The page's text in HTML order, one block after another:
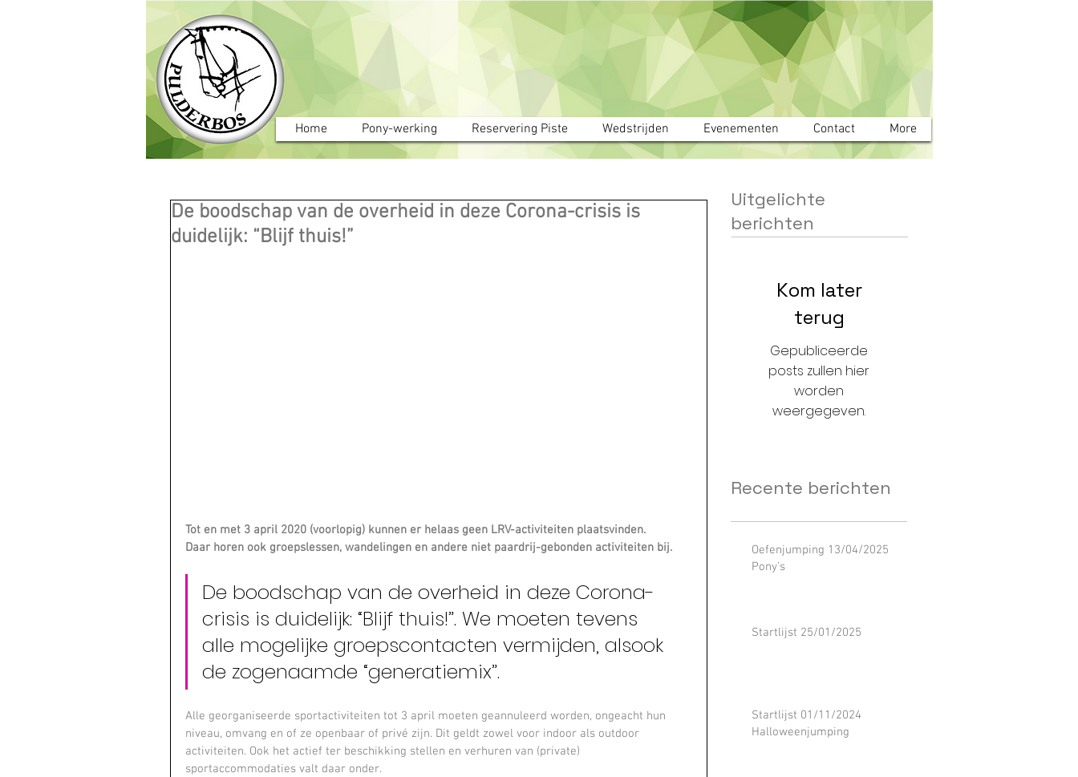
Home Pony-werking Reservering Piste Wedstrijden Evenementen Contact More
De boodschap van de overheid in deze Corona-crisis is
duidelijk: “Blijf thuis!”
Tot en met 3 april 2020 (voorlopig) kunnen er helaas geen LRV-activiteiten plaatsvinden.
Daar horen ook groepslessen, wandelingen en andere niet paardrij-gebonden activiteiten bij.
De boodschap van de overheid in deze Corona-
crisis is duidelijk: “Blijf thuis!”. We moeten tevens
alle mogelijke groepscontacten vermijden, alsook
de zogenaamde “generatiemix”.
Alle georganiseerde sportactiviteiten tot 3 april moeten geannuleerd worden, ongeacht hun
niveau, omvang en of ze openbaar of privé zijn. Dit geldt zowel voor indoor als outdoor
activiteiten. Ook het actief ter beschikking stellen en verhuren van (private)
sportaccommodaties valt daar onder.
Uitgelichte
berichten
Kom later
terug
Gepubliceerde
posts zullen hier
worden
weergegeven.
Recente berichten
Oefenjumping 13/04/2025
Pony's
Startlijst 25/01/2025
Startlijst 01/11/2024
Halloweenjumping